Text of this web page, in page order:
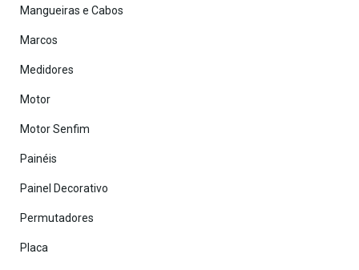
Mangueiras e Cabos
Marcos
Medidores
Motor
Motor Senfim
Painéis
Painel Decorativo
Permutadores
Placa